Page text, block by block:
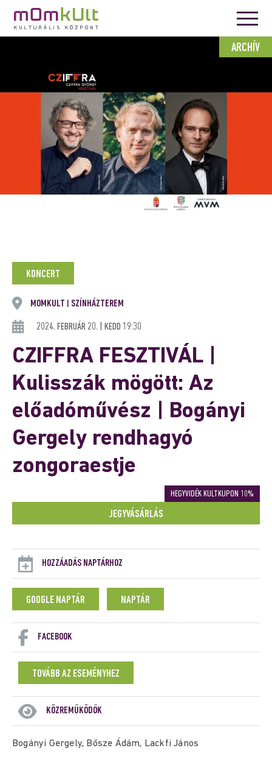
ARCHÍV
KONCERT
MOMKULT SZÍNHÁZTEREM
2024. FEBRUÁR 20. | KEDD 19:30
CZIFFRA FESZTIVÁL |
Kulisszák mögött: Az
előadóművész | Bogányi
Gergely rendhagyó
zongoraestje
HEGYVIDÉK KULTKUPON 10%
JEGYVÁSÁRLÁS
HOZZÁADÁS NAPTÁRHOZ
GOOGLE NAPTÁR NAPTÁR
FACEBOOK
TOVÁBB AZ ESEMÉNYHEZ
KÖZREMŰKÖDŐK
Bogányi Gergely, Bősze Ádám, Lackfi János